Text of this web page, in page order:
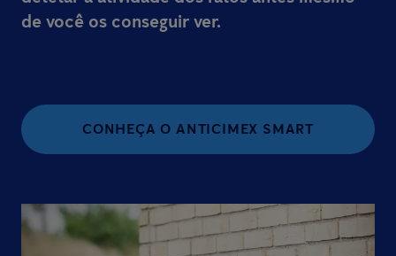
de você os conseguir ver.
CONHEÇA O ANTICIMEX SMART